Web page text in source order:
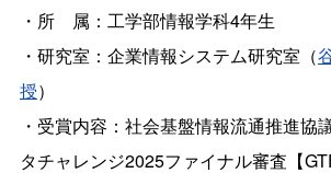
・所 属：工学部情報学科4年生
・研究室：企業情報システム研究室（
授）
・受賞内容：社会基盤情報流通推進協
タチャレンジ2025ファイナル審査【